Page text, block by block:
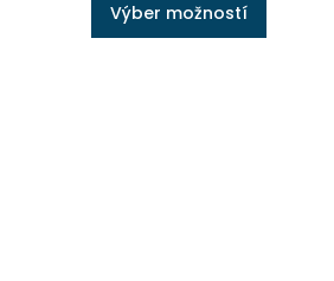
Výber možností